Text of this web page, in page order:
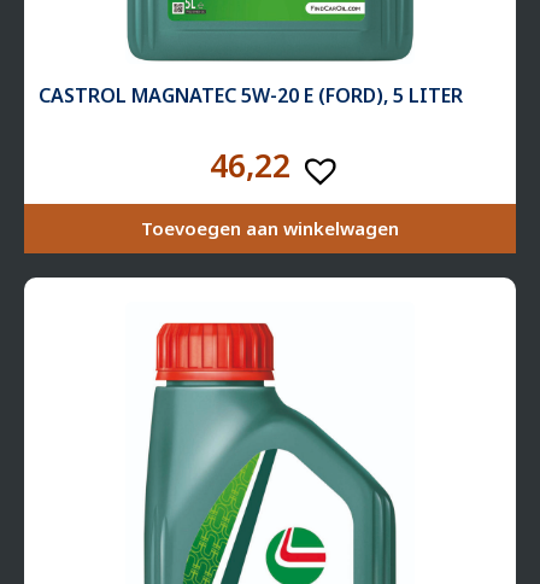
CASTROL MAGNATEC 5W-20 E (FORD), 5 LITER
46,22
Toevoegen aan winkelwagen